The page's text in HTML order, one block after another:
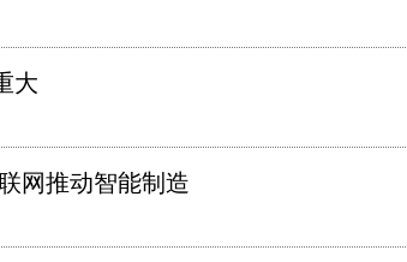
大
网推动智能制造